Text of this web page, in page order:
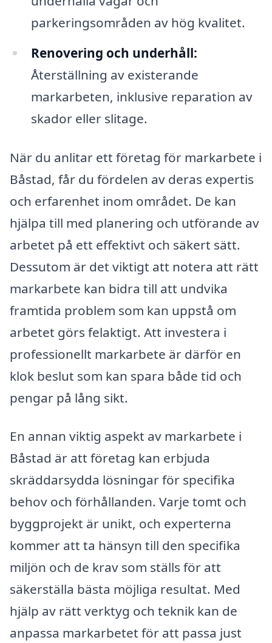
parkeringsområden av hög kvalitet.
Renovering och underhåll:
Återställning av existerande
markarbeten, inklusive reparation av
skador eller slitage.
När du anlitar ett företag för markarbete i
Båstad, får du fördelen av deras expertis
och erfarenhet inom området. De kan
hjälpa till med planering och utförande av
arbetet på ett effektivt och säkert sätt.
Dessutom är det viktigt att notera att rätt
markarbete kan bidra till att undvika
framtida problem som kan uppstå om
arbetet görs felaktigt. Att investera i
professionellt markarbete är därför en
klok beslut som kan spara både tid och
pengar på lång sikt.
En annan viktig aspekt av markarbete i
Båstad är att företag kan erbjuda
skräddarsydda lösningar för specifika
behov och förhållanden. Varje tomt och
byggprojekt är unikt, och experterna
kommer att ta hänsyn till den specifika
miljön och de krav som ställs för att
säkerställa bästa möjliga resultat. Med
hjälp av rätt verktyg och teknik kan de
anpassa markarbetet för att passa just